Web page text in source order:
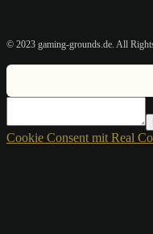
© 2023 gaming-grounds.de. All
Cookie Consent mit Real